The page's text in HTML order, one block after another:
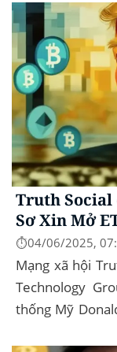
Government...
Truth Social
Sơ Xin Mở
⏱️04/06/2025,
Mạng xã hội
Technology
thống Mỹ